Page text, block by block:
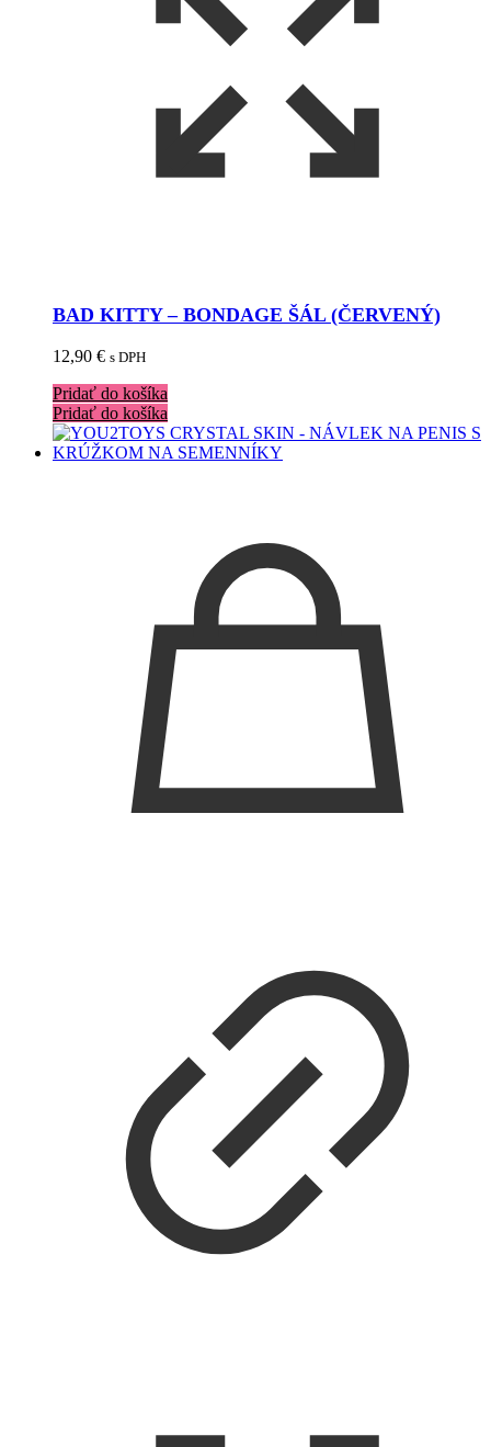
BAD KITTY – BONDAGE ŠÁL (ČERVENÝ)
12,90 € s DPH
Pridať do košíka
Pridať do košíka